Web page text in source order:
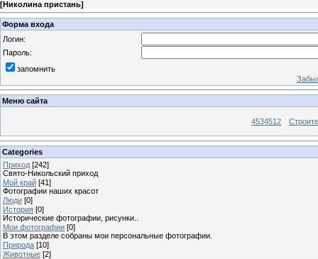
[Николина пристань]
Форма входа
Логин:
Пароль:
запомнить
Меню сайта
4534512
Categories
Приход [242]
Свято-Никольский приход
Мой край [41]
Фотографии наших красот
Люди [0]
История [0]
Исторические фотографии, рисунки..
Мои фотографии [0]
В этом разделе собраны мои персональные фотографии.
Природа [10]
Животные [2]